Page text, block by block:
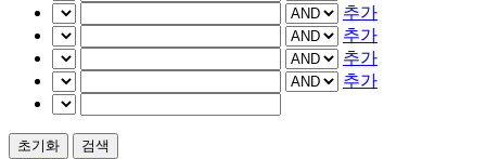
추가
추가
추가
추가